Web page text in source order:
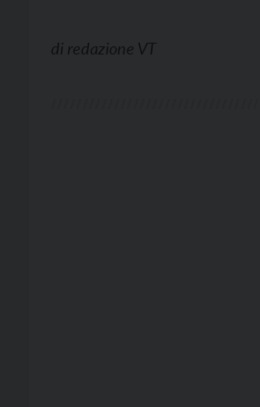
di redazione VT